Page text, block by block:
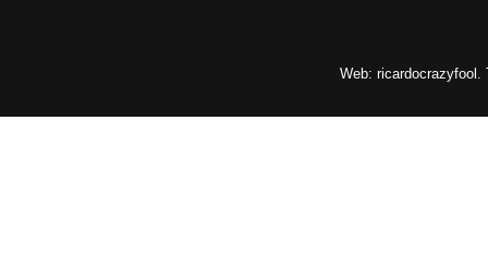
Web: